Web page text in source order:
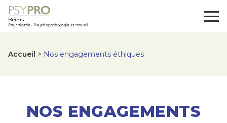
Accueil > Nos engagements éthiques
NOS ENGAGEMENTS
Panneau de gestion des cookies